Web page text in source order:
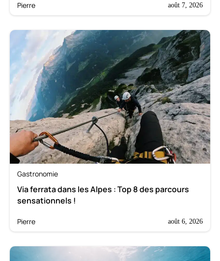
Pierre août 7, 2026
Gastronomie
Via ferrata dans les Alpes : Top 8 des parcours
sensationnels !
Pierre août 6, 2026